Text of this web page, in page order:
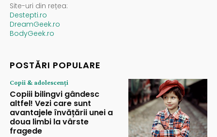
Site-uri din rețea:
Destepti.ro
DreamGeek.ro
BodyGeek.ro
POSTĂRI POPULARE
Copii & adolescenți
Copiii bilingvi gândesc
altfel! Vezi care sunt
avantajele învățării unei a
doua limbi la vârste
fragede